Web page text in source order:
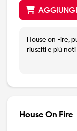
House on Fire,
riusciti e più
promuoverlo
Joe Wells
House On Fire